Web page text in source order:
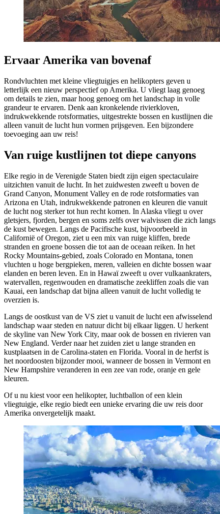
Ervaar Amerika van bovenaf
Rondvluchten met kleine vliegtuigjes en helikopters geven u
letterlijk een nieuw perspectief op Amerika. U vliegt laag genoeg
om details te zien, maar hoog genoeg om het landschap in volle
grandeur te ervaren. Denk aan kronkelende rivierkloven,
indrukwekkende rotsformaties, uitgestrekte bossen en kustlijnen die
alleen vanuit de lucht hun vormen prijsgeven. Een bijzondere
toevoeging aan uw reis!
Van ruige kustlijnen tot diepe canyons
Elke regio in de Verenigde Staten biedt zijn eigen spectaculaire
uitzichten vanuit de lucht. In het zuidwesten zweeft u boven de
Grand Canyon, Monument Valley en de rode rotsformaties van
Arizona en Utah, indrukwekkende patronen en kleuren die vanuit
de lucht nog sterker tot hun recht komen. In Alaska vliegt u over
gletsjers, fjorden, bergen en soms zelfs over walvissen die zich langs
de kust bewegen. Langs de Pacifische kust, bijvoorbeeld in
Californië of Oregon, ziet u een mix van ruige kliffen, brede
stranden en groene bossen die tot aan de oceaan reiken. In het
Rocky Mountains-gebied, zoals Colorado en Montana, tonen
vluchten u hoge bergpieken, meren, valleien en dichte bossen waar
elanden en beren leven. En in Hawaï zweeft u over vulkaankraters,
watervallen, regenwouden en dramatische zeekliffen zoals die van
Kauai, een landschap dat bijna alleen vanuit de lucht volledig te
overzien is.
Langs de oostkust van de VS ziet u vanuit de lucht een afwisselend
landschap waar steden en natuur dicht bij elkaar liggen. U herkent
de skyline van New York City, maar ook de bossen en rivieren van
New England. Verder naar het zuiden ziet u lange stranden en
kustplaatsen in de Carolina-staten en Florida. Vooral in de herfst is
het noordoosten bijzonder mooi, wanneer de bossen in Vermont en
New Hampshire veranderen in een zee van rode, oranje en gele
kleuren.
Of u nu kiest voor een helikopter, luchtballon of een klein
vliegtuigje, elke regio biedt een unieke ervaring die uw reis door
Amerika onvergetelijk maakt.